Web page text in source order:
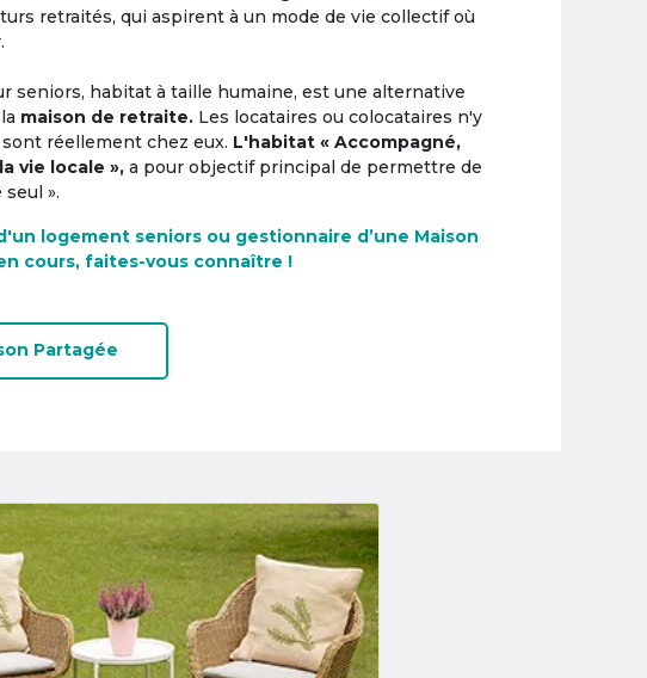
retraités, qui aspirent à un mode de vie collectif où
seniors, habitat à taille humaine, est une alternative
maison de retraite. Les locataires ou colocataires n'y
réellement chez eux. L'habitat « Accompagné,
vie locale », a pour objectif principal de permettre de
».
logement seniors ou gestionnaire d’une Maison
cours, faites-vous connaître !
Partagée